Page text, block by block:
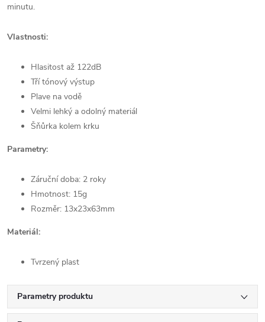
minutu.
Vlastnosti:
Hlasitost až 122dB
Tří tónový výstup
Plave na vodě
Velmi lehký a odolný materiál
Šňůrka kolem krku
Parametry:
Záruční doba: 2 roky
Hmotnost: 15g
Rozměr: 13x23x63mm
Materiál:
Tvrzený plast
Parametry produktu